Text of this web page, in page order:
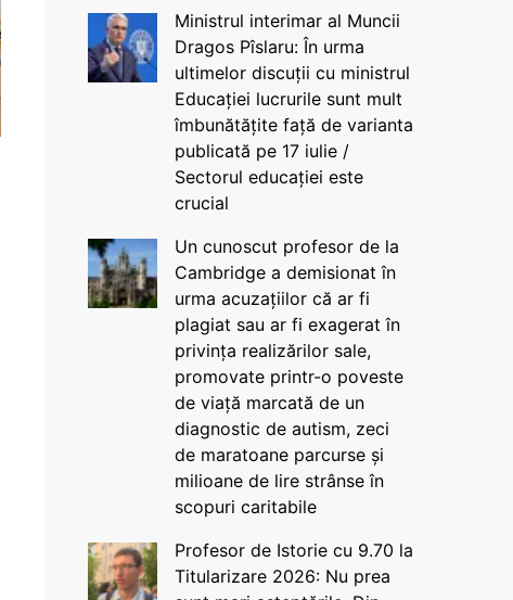
Ministrul interimar al Muncii
Dragos Pîslaru: În urma
ultimelor discuții cu ministrul
Educației lucrurile sunt mult
îmbunătățite față de varianta
publicată pe 17 iulie /
Sectorul educației este
crucial
Un cunoscut profesor de la
Cambridge a demisionat în
urma acuzațiilor că ar fi
plagiat sau ar fi exagerat în
privința realizărilor sale,
promovate printr-o poveste
de viață marcată de un
diagnostic de autism, zeci
de maratoane parcurse și
milioane de lire strânse în
scopuri caritabile
Profesor de Istorie cu 9.70 la
Titularizare 2026: Nu prea